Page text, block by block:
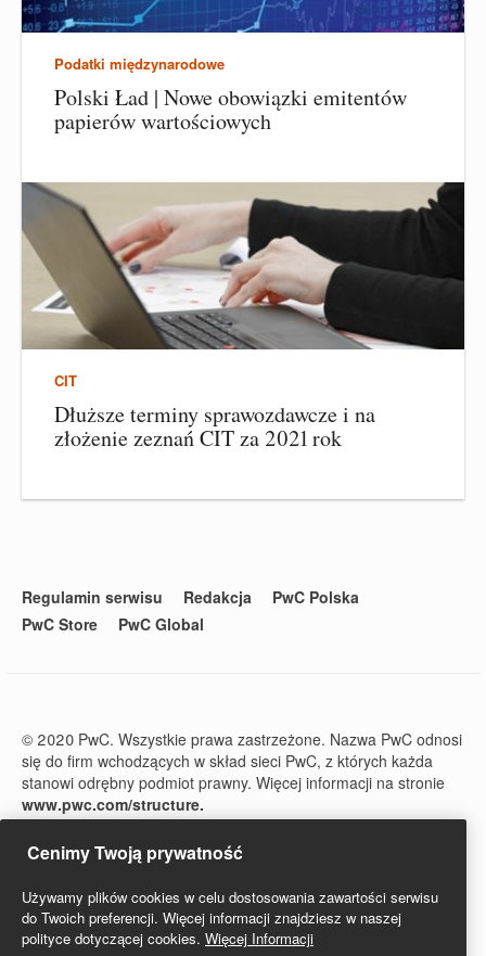
Podatki międzynarodowe
Polski Ład | Nowe obowiązki emitentów
papierów wartościowych
CIT
Dłuższe terminy sprawozdawcze i na
złożenie zeznań CIT za 2021 rok
Regulamin serwisu Redakcja
PwC Polska
PwC Store
PwC Global
© 2020 PwC. Wszystkie prawa zastrzeżone. Nazwa PwC odnosi
się do firm wchodzących w skład sieci PwC, z których każda
stanowi odrębny podmiot prawny. Więcej informacji na stronie
www.pwc.com/structure.
PwC Studio - Prawo i Podatki jest zarejestrowanym tytułem
prasowym o numerze ISSN 2719-6151.
Cenimy Twoją prywatność
Używamy plików cookies w celu dostosowania zawartości serwisu
do Twoich preferencji. Więcej informacji znajdziesz w naszej
polityce dotyczącej cookies. Więcej Informacji